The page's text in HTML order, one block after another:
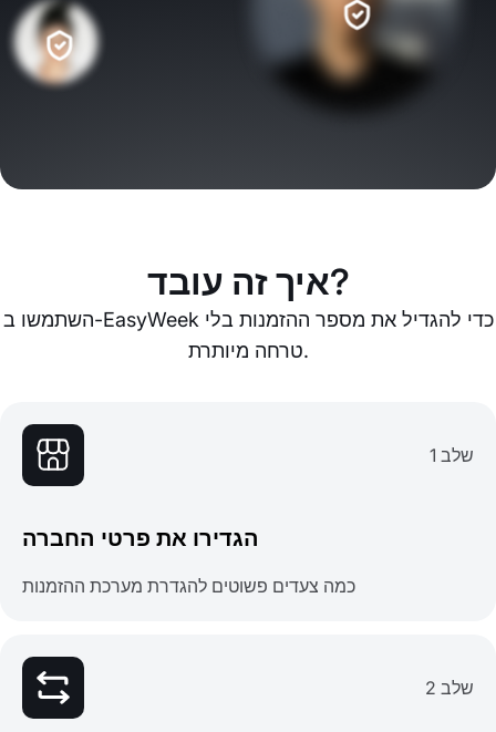
איך זה עובד?
השתמשו ב-EasyWeek כדי להגדיל את מספר ההזמנות בלי
טרחה מיותרת.
שלב 1
הגדירו את פרטי החברה
כמה צעדים פשוטים להגדרת מערכת ההזמנות
שלב 2